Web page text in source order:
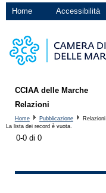
Home Accessibilità
CCIAA delle Marche
Relazioni
Home Pubblicazione
Relazioni
La lista dei record è vuota.
0-0 di 0